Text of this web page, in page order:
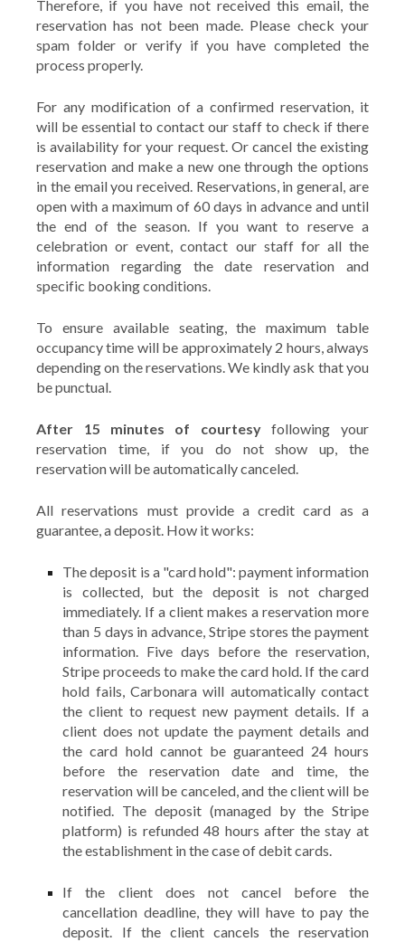
Therefore, if you have not received this email, the
reservation has not been made. Please check your
spam folder or verify if you have completed the
process properly.
For any modification of a confirmed reservation, it
will be essential to contact our staff to check if there
is availability for your request. Or cancel the existing
reservation and make a new one through the options
in the email you received. Reservations, in general, are
open with a maximum of 60 days in advance and until
the end of the season. If you want to reserve a
celebration or event, contact our staff for all the
information regarding the date reservation and
specific booking conditions.
To ensure available seating, the maximum table
occupancy time will be approximately 2 hours, always
depending on the reservations. We kindly ask that you
be punctual.
After 15 minutes of courtesyfollowing your
reservation time, if you do not show up, the
reservation will be automatically canceled.
All reservations must provide a credit card as a
guarantee, a deposit. How it works:
The deposit is a "card hold": payment information
is collected, but the deposit is not charged
immediately. If a client makes a reservation more
than 5 days in advance, Stripe stores the payment
information. Five days before the reservation,
Stripe proceeds to make the card hold. If the card
hold fails, Carbonara will automatically contact
the client to request new payment details. If a
client does not update the payment details and
the card hold cannot be guaranteed 24 hours
before the reservation date and time, the
reservation will be canceled, and the client will be
notified. The deposit (managed by the Stripe
platform) is refunded 48 hours after the stay at
the establishment in the case of debit cards.
If the client does not cancel before the
cancellation deadline, they will have to pay the
deposit. If the client cancels the reservation